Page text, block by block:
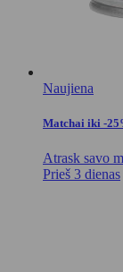
Naujiena
Matchai iki -
Atrask savo
Prieš 3 dienas